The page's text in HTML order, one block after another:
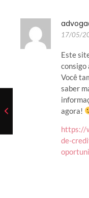
17/05/
Este
consigo
Você
saber
agora!
https://
de-